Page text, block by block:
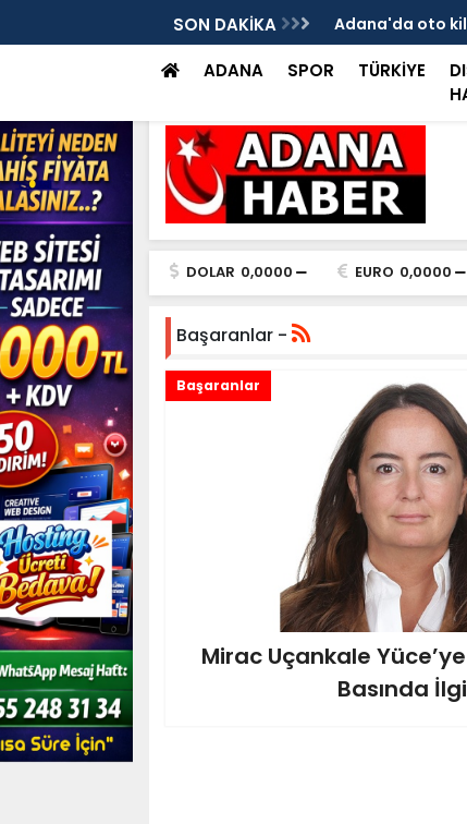
SON DAKİKA
bir iş yerinde, iş yeri sahibi ile genç
Adana
müdahale
ADANA SPOR TÜRKİYE
DOLAR 0,0000 EURO 0,0000
Başaranlar -
Başaranlar
Mirac Uçankale
Basında İlgi